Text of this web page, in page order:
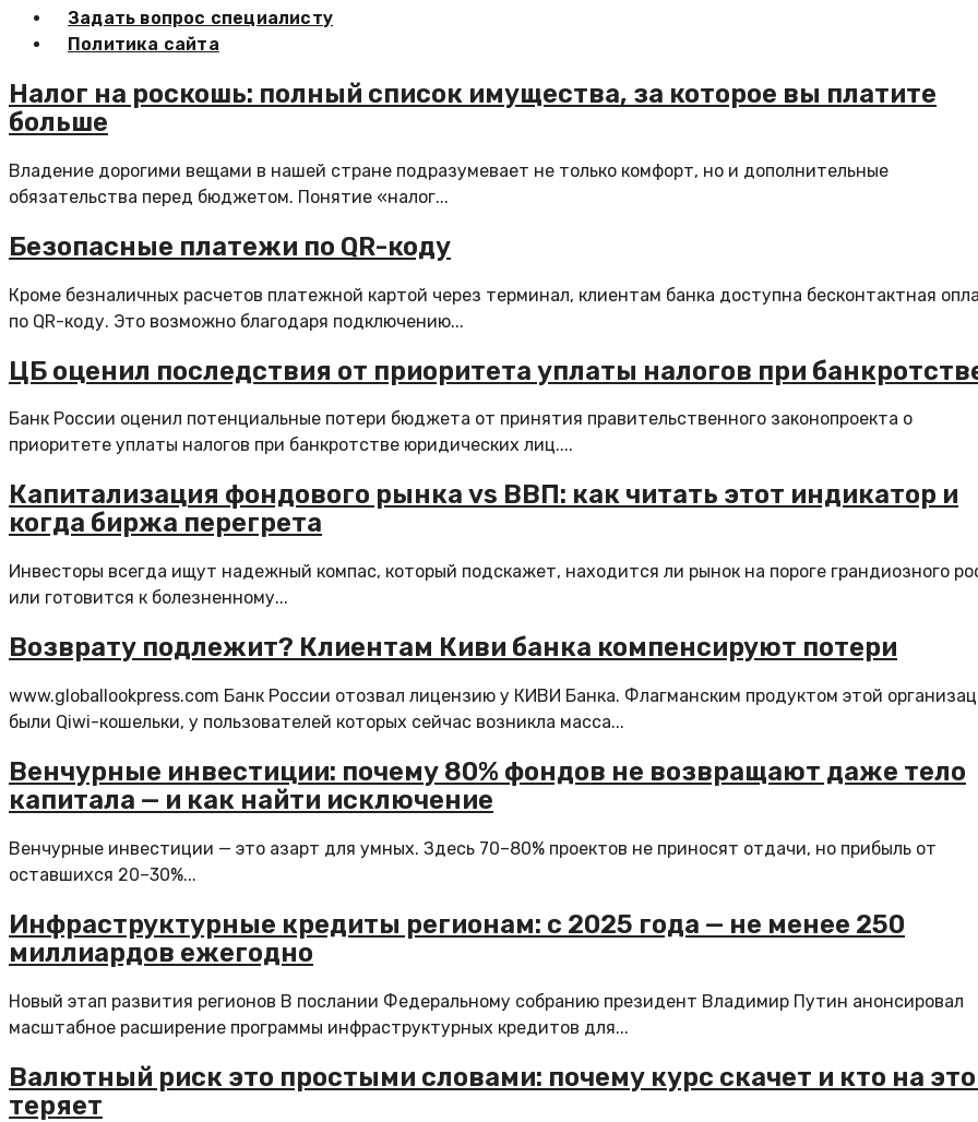
Задать вопрос специалисту
Политика сайта
Налог на роскошь: полный список имущества, за которое вы платите
больше
Владение дорогими вещами в нашей стране подразумевает не только комфорт, но и дополнительные
обязательства перед бюджетом. Понятие «налог...
Безопасные платежи по QR-коду
Кроме безналичных расчетов платежной картой через терминал, клиентам банка доступна бесконтактная
по QR-коду. Это возможно благодаря подключению...
ЦБ оценил последствия от приоритета уплаты налогов при
Банк России оценил потенциальные потери бюджета от принятия правительственного законопроекта о
приоритете уплаты налогов при банкротстве юридических лиц....
Капитализация фондового рынка vs ВВП: как читать этот индикатор и
когда биржа перегрета
Инвесторы всегда ищут надежный компас, который подскажет, находится ли рынок на пороге грандиозного
или готовится к болезненному...
Возврату подлежит? Клиентам Киви банка компенсируют потери
www.globallookpress.com Банк России отозвал лицензию у КИВИ Банка. Флагманским продуктом этой
были Qiwi-кошельки, у пользователей которых сейчас возникла масса...
Венчурные инвестиции: почему 80% фондов не возвращают даже тело
капитала — и как найти исключение
Венчурные инвестиции — это азарт для умных. Здесь 70–80% проектов не приносят отдачи, но прибыль от
оставшихся 20–30%...
Инфраструктурные кредиты регионам: с 2025 года — не менее 250
миллиардов ежегодно
Новый этап развития регионов В послании Федеральному собранию президент Владимир Путин анонсировал
масштабное расширение программы инфраструктурных кредитов для...
Валютный риск это простыми словами: почему курс скачет и кто на
теряет